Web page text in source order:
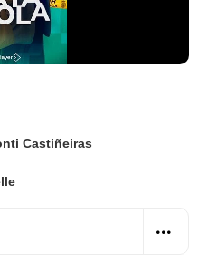
Castiñeiras